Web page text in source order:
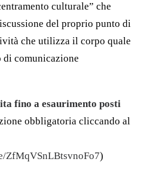
culturale” che
del proprio punto di
che utilizza il corpo quale
comunicazione
fino a esaurimento posti
obbligatoria cliccando al
ZfMqVSnLBtsvnoFo7)